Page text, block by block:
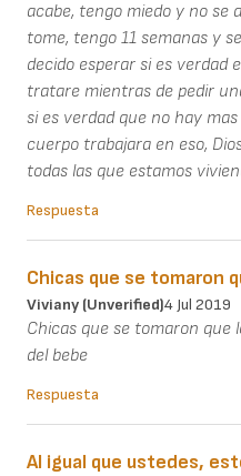
acabe, tengo miedo y no se
tome, tengo 11 semanas y
decido esperar si es verdad
tratare mientras de pedir
si es verdad que no hay
cuerpo trabajara en eso,
todas las que estamos
Respuesta
Chicas que se tomaron
Viviany (unverified)4 Jul 2019
Chicas que se tomaron que
del bebe
Respuesta
Al igual que ustedes,